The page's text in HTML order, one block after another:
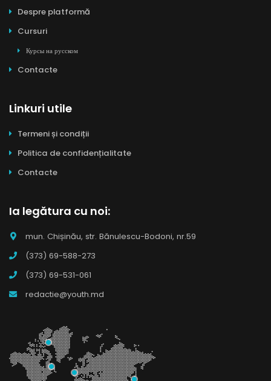
Despre platformă
Cursuri
Курсы на русском
Contacte
Linkuri utile
Termeni și condiții
Politica de confidențialitate
Contacte
Ia legătura cu noi:
mun. Chișinău, str. Bănulescu-Bodoni, nr.59
(373) 69-588-273
(373) 69-531-061
redactie@youth.md